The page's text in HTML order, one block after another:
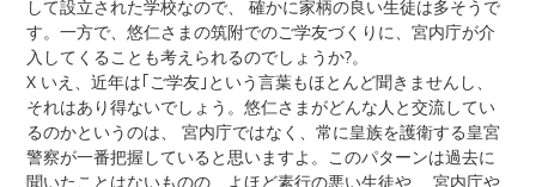
して設立された学校なので、 確かに家柄の良い生徒は多そうで
す。一方で、悠仁さまの筑附でのご学友づくりに、宮内庁が介
入してくることも考えられるのでしょうか?。
X いえ、近年は｢ご学友｣という言葉もほとんど聞きませんし、
それはあり得ないでしょう。悠仁さまがどんな人と交流してい
るのかというのは、 宮内庁ではなく、常に皇族を護衛する皇宮
警察が一番把握していると思いますよ。このパターンは過去に
聞いたことはないものの、よほど素行の悪い生徒や、 宮内庁や